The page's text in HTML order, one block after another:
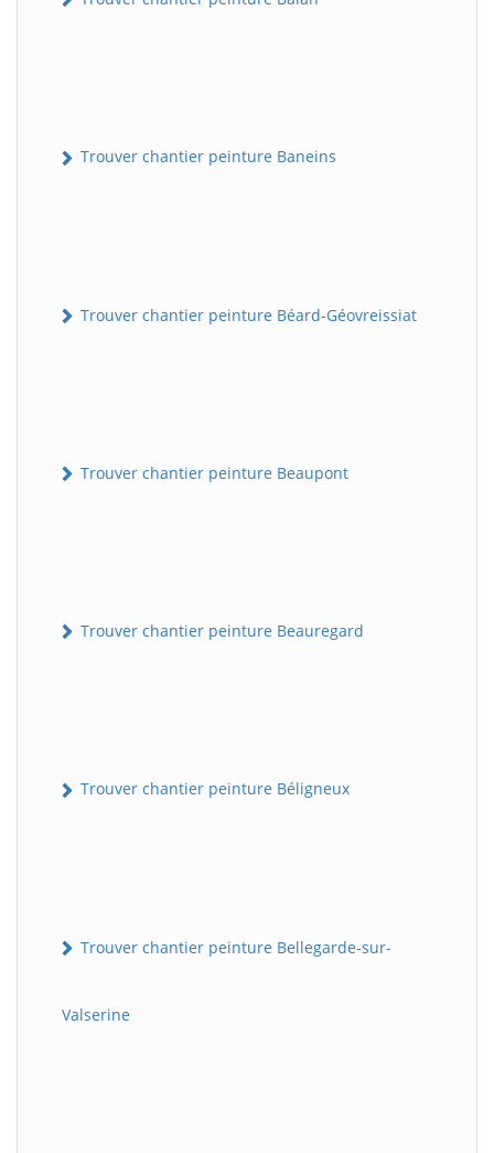
Trouver chantier peinture Baneins
Trouver chantier peinture Béard-Géovreissiat
Trouver chantier peinture Beaupont
Trouver chantier peinture Beauregard
Trouver chantier peinture Béligneux
Trouver chantier peinture Bellegarde-sur-
Valserine